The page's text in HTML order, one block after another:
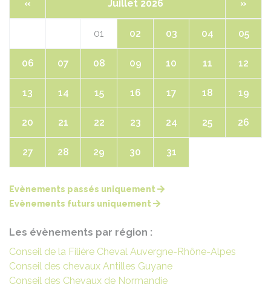
« Juillet 2026 »
01 02 03 04 05
06 07 08 09 10 11 12
13 14 15 16 17 18 19
20 21 22 23 24 25 26
27 28 29 30 31
Evènements passés uniquement
Evènements futurs uniquement
Les évènements par région :
Conseil de la Filière Cheval Auvergne-Rhône-Alpes
Conseil des chevaux Antilles Guyane
Conseil des Chevaux de Normandie